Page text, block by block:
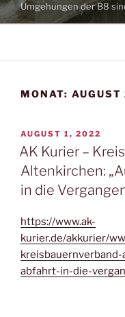
Umgehungen der B8
MONAT:
VERÖFFENTLICHT
AM
AUGUST 1, 2022
AK Kurier –
Altenkirchen:
in die
https://www.ak-
kurier.de/akkurier/
abfahrt-in-die-